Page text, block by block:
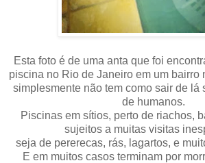
Esta foto é de uma anta que foi
piscina no Rio de Janeiro em um bairro
simplesmente não tem como sair de lá
de humanos.
Piscinas em sítios, perto de riachos,
sujeitos a muitas visitas
seja de pererecas, rás, lagartos, e
E em muitos casos terminam por